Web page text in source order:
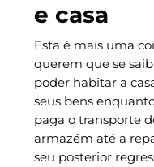
e casa
Esta é mais uma
querem que se
poder habitar a
seus bens
paga o transporte
armazém até a
seu posterior